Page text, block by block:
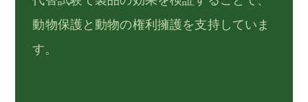
動物保護と動物の権利擁護を支持していま
す。